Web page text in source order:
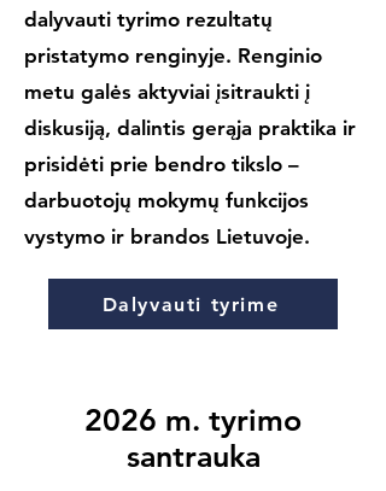
dalyvauti tyrimo rezultatų
pristatymo renginyje. Renginio
metu galės aktyviai įsitraukti į
diskusiją, dalintis gerąja praktika ir
prisidėti prie bendro tikslo –
darbuotojų mokymų funkcijos
vystymo ir brandos Lietuvoje.
Dalyvauti tyrime
2026 m. tyrimo
santrauka